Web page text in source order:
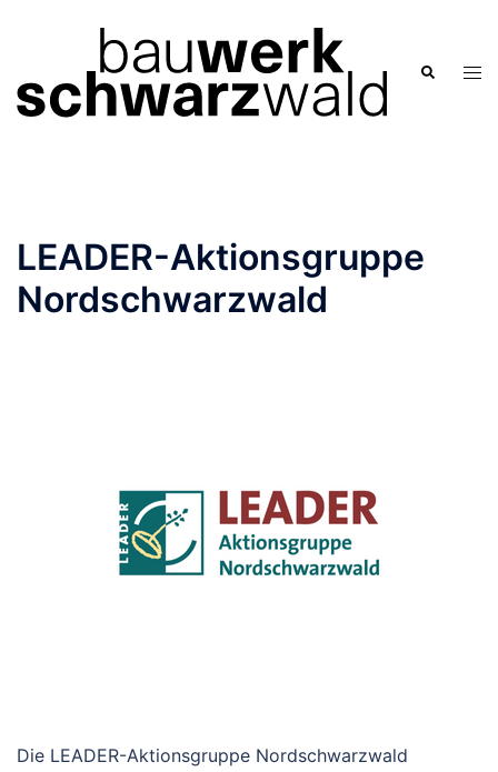
Suche
LEADER-Aktionsgruppe
Nordschwarzwald
Die LEADER-Aktionsgruppe Nordschwarzwald